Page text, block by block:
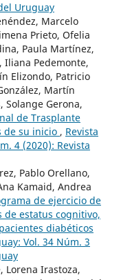
Uruguay
Marcelo
Prieto, Ofelia
Paula Martínez,
Iliana Pedemonte,
Elizondo, Patricio
Martín
Solange Gerona,
de Trasplante
de su inicio , Revista
4 (2020): Revista
Pablo Orellano,
Kamaid, Andrea
de ejercicio de
de estatus cognitivo,
diabéticos
Vol. 34 Núm. 3
Lorena Irastoza,